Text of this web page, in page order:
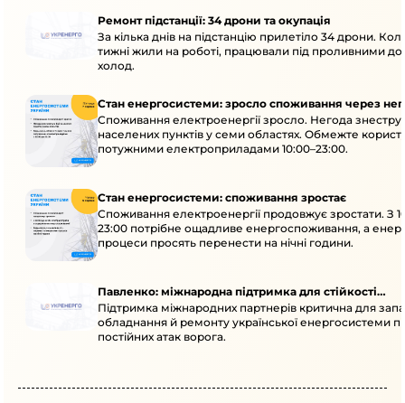
Ремонт підстанції: 34 дрони та окупація
За кілька днів на підстанцію прилетіло 34 дрони.
тижні жили на роботі, працювали під проливними
холод.
Стан енергосистеми: зросло споживання через
Споживання електроенергії зросло. Негода
населених пунктів у семи областях. Обмежте
потужними електроприладами 10:00–23:00.
Стан енергосистеми: споживання зростає
Споживання електроенергії продовжує зростати. З
23:00 потрібне ощадливе енергоспоживання, а
процеси просять перенести на нічні години.
Павленко: міжнародна підтримка для стійкості
енергосистеми
Підтримка міжнародних партнерів критична для
обладнання й ремонту української енергосистеми
постійних атак ворога.